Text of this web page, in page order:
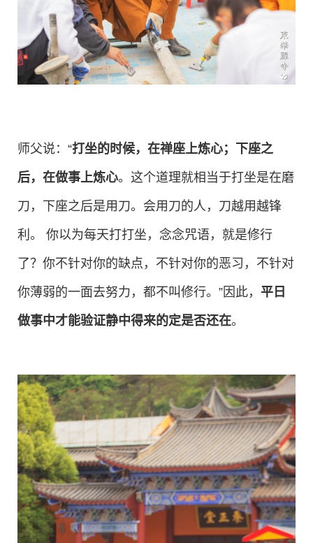
师父说：“打坐的时候，在禅座上炼心；下座之
后，在做事上炼心。这个道理就相当于打坐是在磨
刀，下座之后是用刀。会用刀的人，刀越用越锋
利。 你以为每天打打坐，念念咒语，就是修行
了？你不针对你的缺点，不针对你的恶习，不针对
你薄弱的一面去努力，都不叫修行。”因此， 平日
做事中才能验证静中得来的定是否还在。